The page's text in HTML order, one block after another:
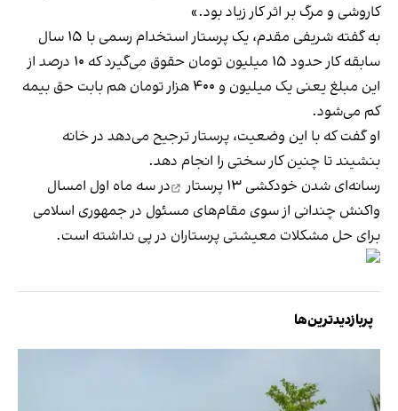
کاروشی و مرگ بر اثر کار زیاد بود.»
به گفته شریفی مقدم، یک پرستار استخدام رسمی با ۱۵ سال
سابقه کار حدود ۱۵ میلیون تومان حقوق می‌گیرد که ۱۰ درصد از
این مبلغ یعنی یک میلیون و ۴۰۰ هزار تومان هم بابت حق بیمه
کم می‌شود.
او گفت که با این وضعیت، پرستار ترجیح می‌دهد در خانه
بنشیند تا چنین کار سختی را انجام دهد.
رسانه‌ای شدن خودکشی ۱۳ پرستار
در سه ماه اول امسال
واکنش چندانی از سوی مقام‌های مسئول در جمهوری اسلامی
برای حل مشکلات معیشتی پرستاران در پی نداشته است.
پربازدیدترین‌ها